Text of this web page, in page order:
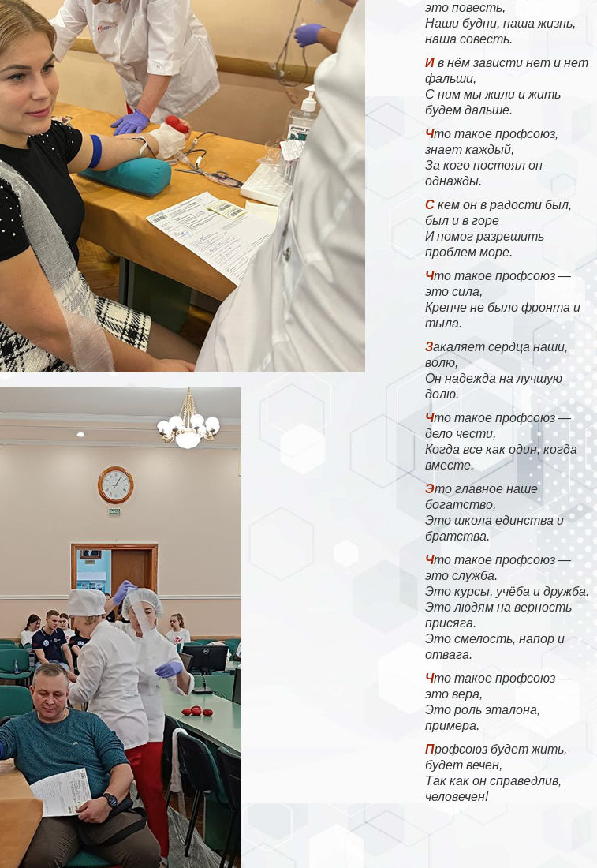
это повесть,
Наши будни, наша жизнь,
наша совесть.
И в нём зависти нет и нет
фальши,
С ним мы жили и жить
будем дальше.
Что такое профсоюз,
знает каждый,
За кого постоял он
однажды.
С кем он в радости был,
был и в горе
И помог разрешить
проблем море.
Что такое профсоюз —
это сила,
Крепче не было фронта и
тыла.
Закаляет сердца наши,
волю,
Он надежда на лучшую
долю.
Что такое профсоюз —
дело чести,
Когда все как один, когда
вместе.
Это главное наше
богатство,
Это школа единства и
братства.
Что такое профсоюз —
это служба.
Это курсы, учёба и дружба.
Это людям на верность
присяга.
Это смелость, напор и
отвага.
Что такое профсоюз —
это вера,
Это роль эталона,
примера.
Профсоюз будет жить,
будет вечен,
Так как он справедлив,
человечен!